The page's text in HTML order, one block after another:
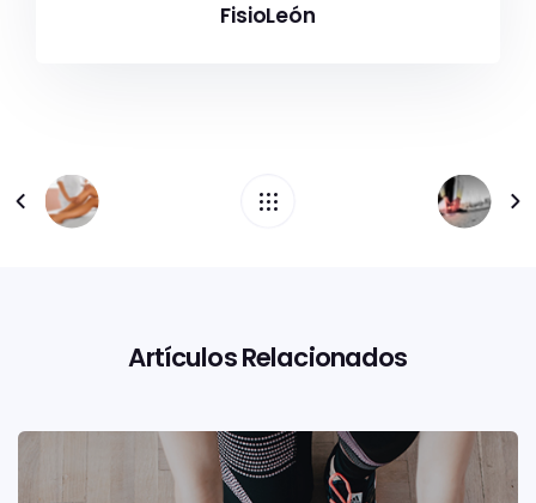
FisioLeón
Artículos Relacionados